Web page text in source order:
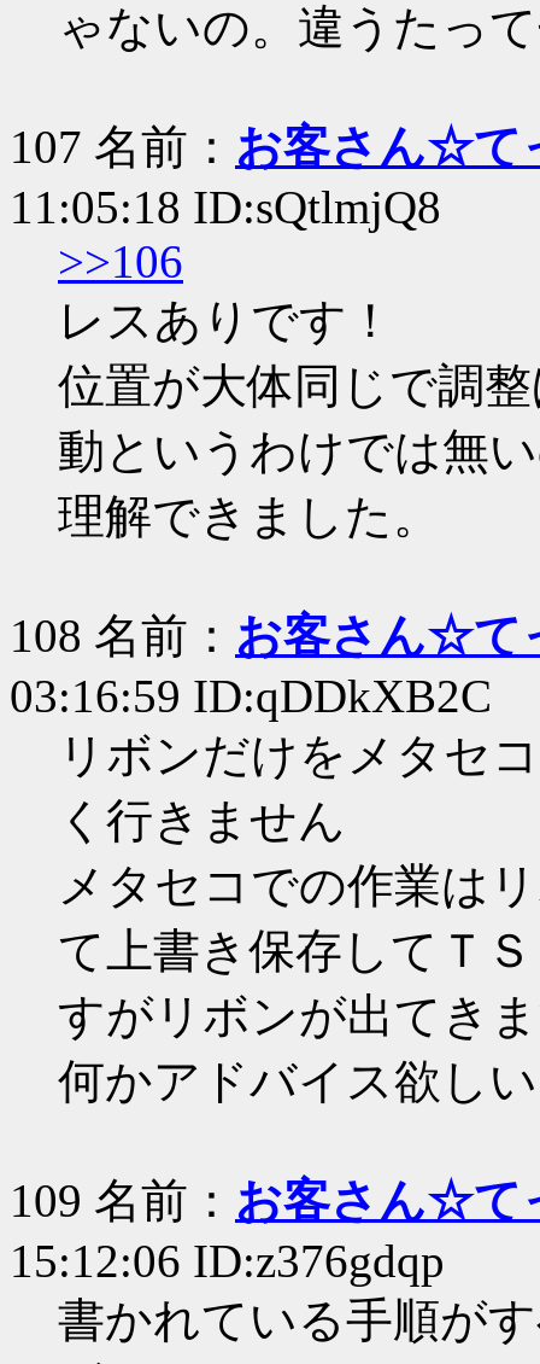
ゃないの。違うたっ
107 名前： お客さん☆て
11:05:18 ID:sQtlmjQ8
>>106
レスありです！
位置が大体同じで調
動というわけでは無
理解できました。
108 名前： お客さん☆て
03:16:59 ID:qDDkXB2C
リボンだけをメタセ
く行きません
メタセコでの作業は
て上書き保存してＴ
すがリボンが出てき
何かアドバイス欲し
109 名前： お客さん☆て
15:12:06 ID:z376gdqp
書かれている手順が